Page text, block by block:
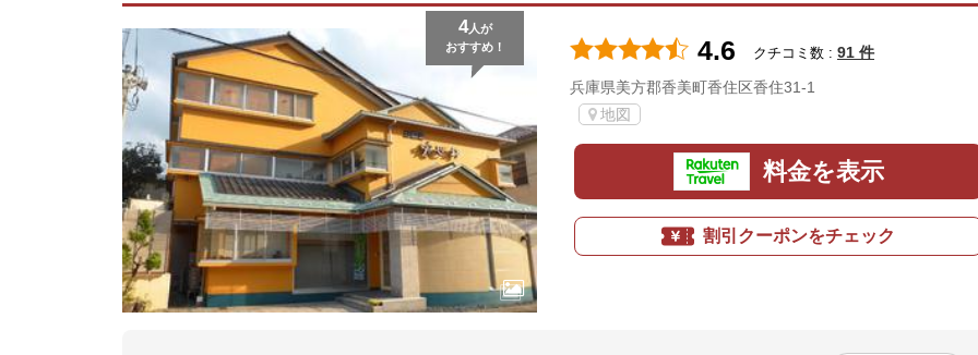
4人が
おすすめ！
4.6 クチコミ数 : 91 件
兵庫県美方郡香美町香住区香住31-1
地図
料金を表示
割引クーポンをチェック